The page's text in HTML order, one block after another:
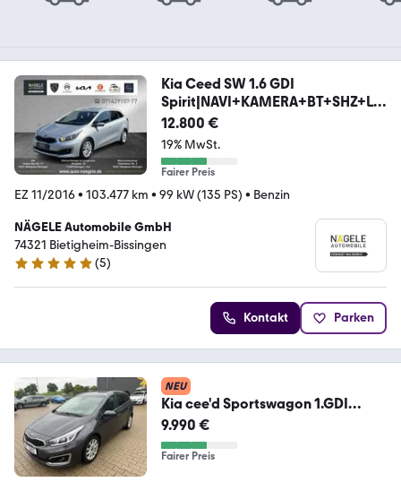
Kia Ceed SW 1.6 GDI
Spirit|NAVI+KAMERA+BT+SHZ+LH
Z BC
12.800 €
19% MwSt.
Fairer Preis
EZ 11/2016• 103.477 km • 99 kW (135 PS) • Benzin
NÄGELE Automobile GmbH
74321 Bietigheim-Bissingen
4.9 Sterne
(5)
Kontakt Parken
NEU
Kia cee'd Sportswagon 1.GDI
Autom. Navi EURO6
9.990 €
Fairer Preis